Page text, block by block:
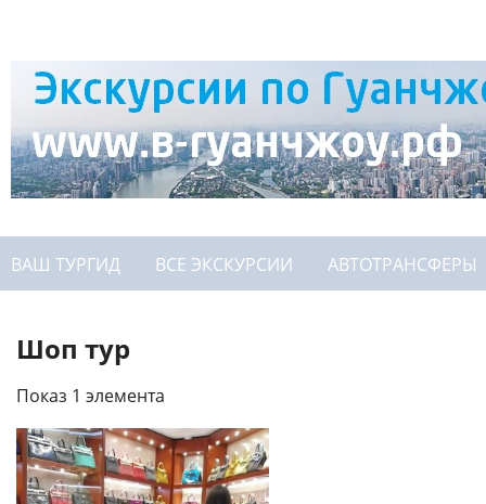
ВАШ ТУРГИД ВСЕ ЭКСКУРСИИ АВТОТРАНСФЕРЫ
Шоп тур
Показ 1 элемента